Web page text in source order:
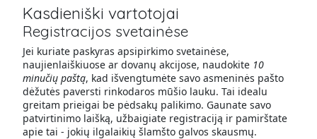
Kasdieniški vartotojai
Registracijos svetainėse
Jei kuriate paskyras apsipirkimo svetainėse,
naujienlaiškiuose ar dovanų akcijose, naudokite 10
minučių paštą, kad išvengtumėte savo asmeninės pašto
dėžutės paversti rinkodaros mūšio lauku. Tai idealu
greitam prieigai be pėdsakų palikimo. Gaunate savo
patvirtinimo laišką, užbaigiate registraciją ir pamirštate
apie tai - jokių ilgalaikių šlamšto galvos skausmų.